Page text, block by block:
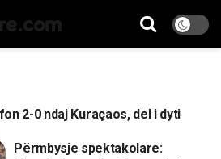
2-0 ndaj Kuraçaos, del i dyti
Përmbysje spektakolare: